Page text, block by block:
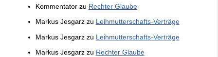
Kommentatorzu Rechter Glaube
Markus Jesgarzzu Leihmutterschafts-Verträge
Markus Jesgarzzu Leihmutterschafts-Verträge
Markus Jesgarzzu Rechter Glaube